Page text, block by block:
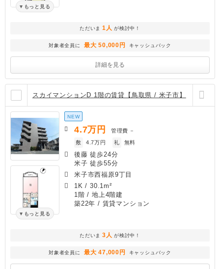
もっと見る
ただいま 1人 が検討中！
対象者全員に 最大 50,000円 キャッシュバック
詳細を見る
スカイマンションD 1階の賃貸【鳥取県 / 米子市】
もっと見る
NEW
4.7万円 管理費 －
敷
4.7万円 礼 無料
後藤 徒歩24分
米子 徒歩55分
米子市西福原9丁目
1K /30.1m²
1階 / 地上4階建
築22年 / 賃貸マンション
ただいま 3人 が検討中！
対象者全員に 最大 47,000円 キャッシュバック